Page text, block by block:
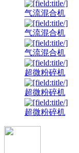
气流混合机
气流混合机
气流混合机
超微粉碎机
超微粉碎机
超微粉碎机